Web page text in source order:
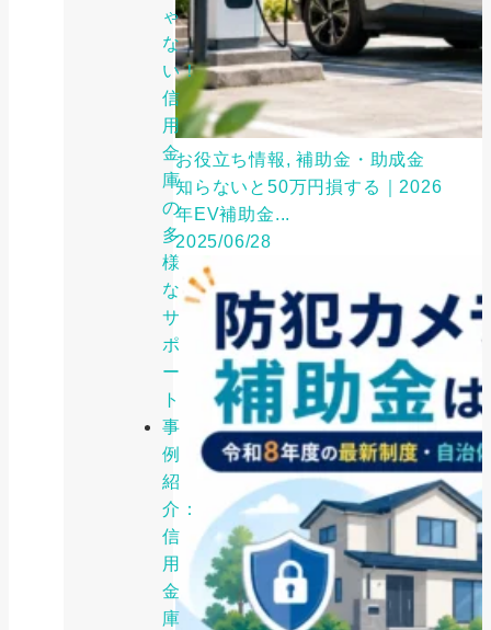
ゃ
な
い！
信
用
金
庫
の
多
様
な
サ
ポ
ー
ト
事
例
紹
介：
信
用
金
庫
お役立ち情報, 補助金・助成金
知らないと50万円損する｜2026
年EV補助金...
2025/06/28